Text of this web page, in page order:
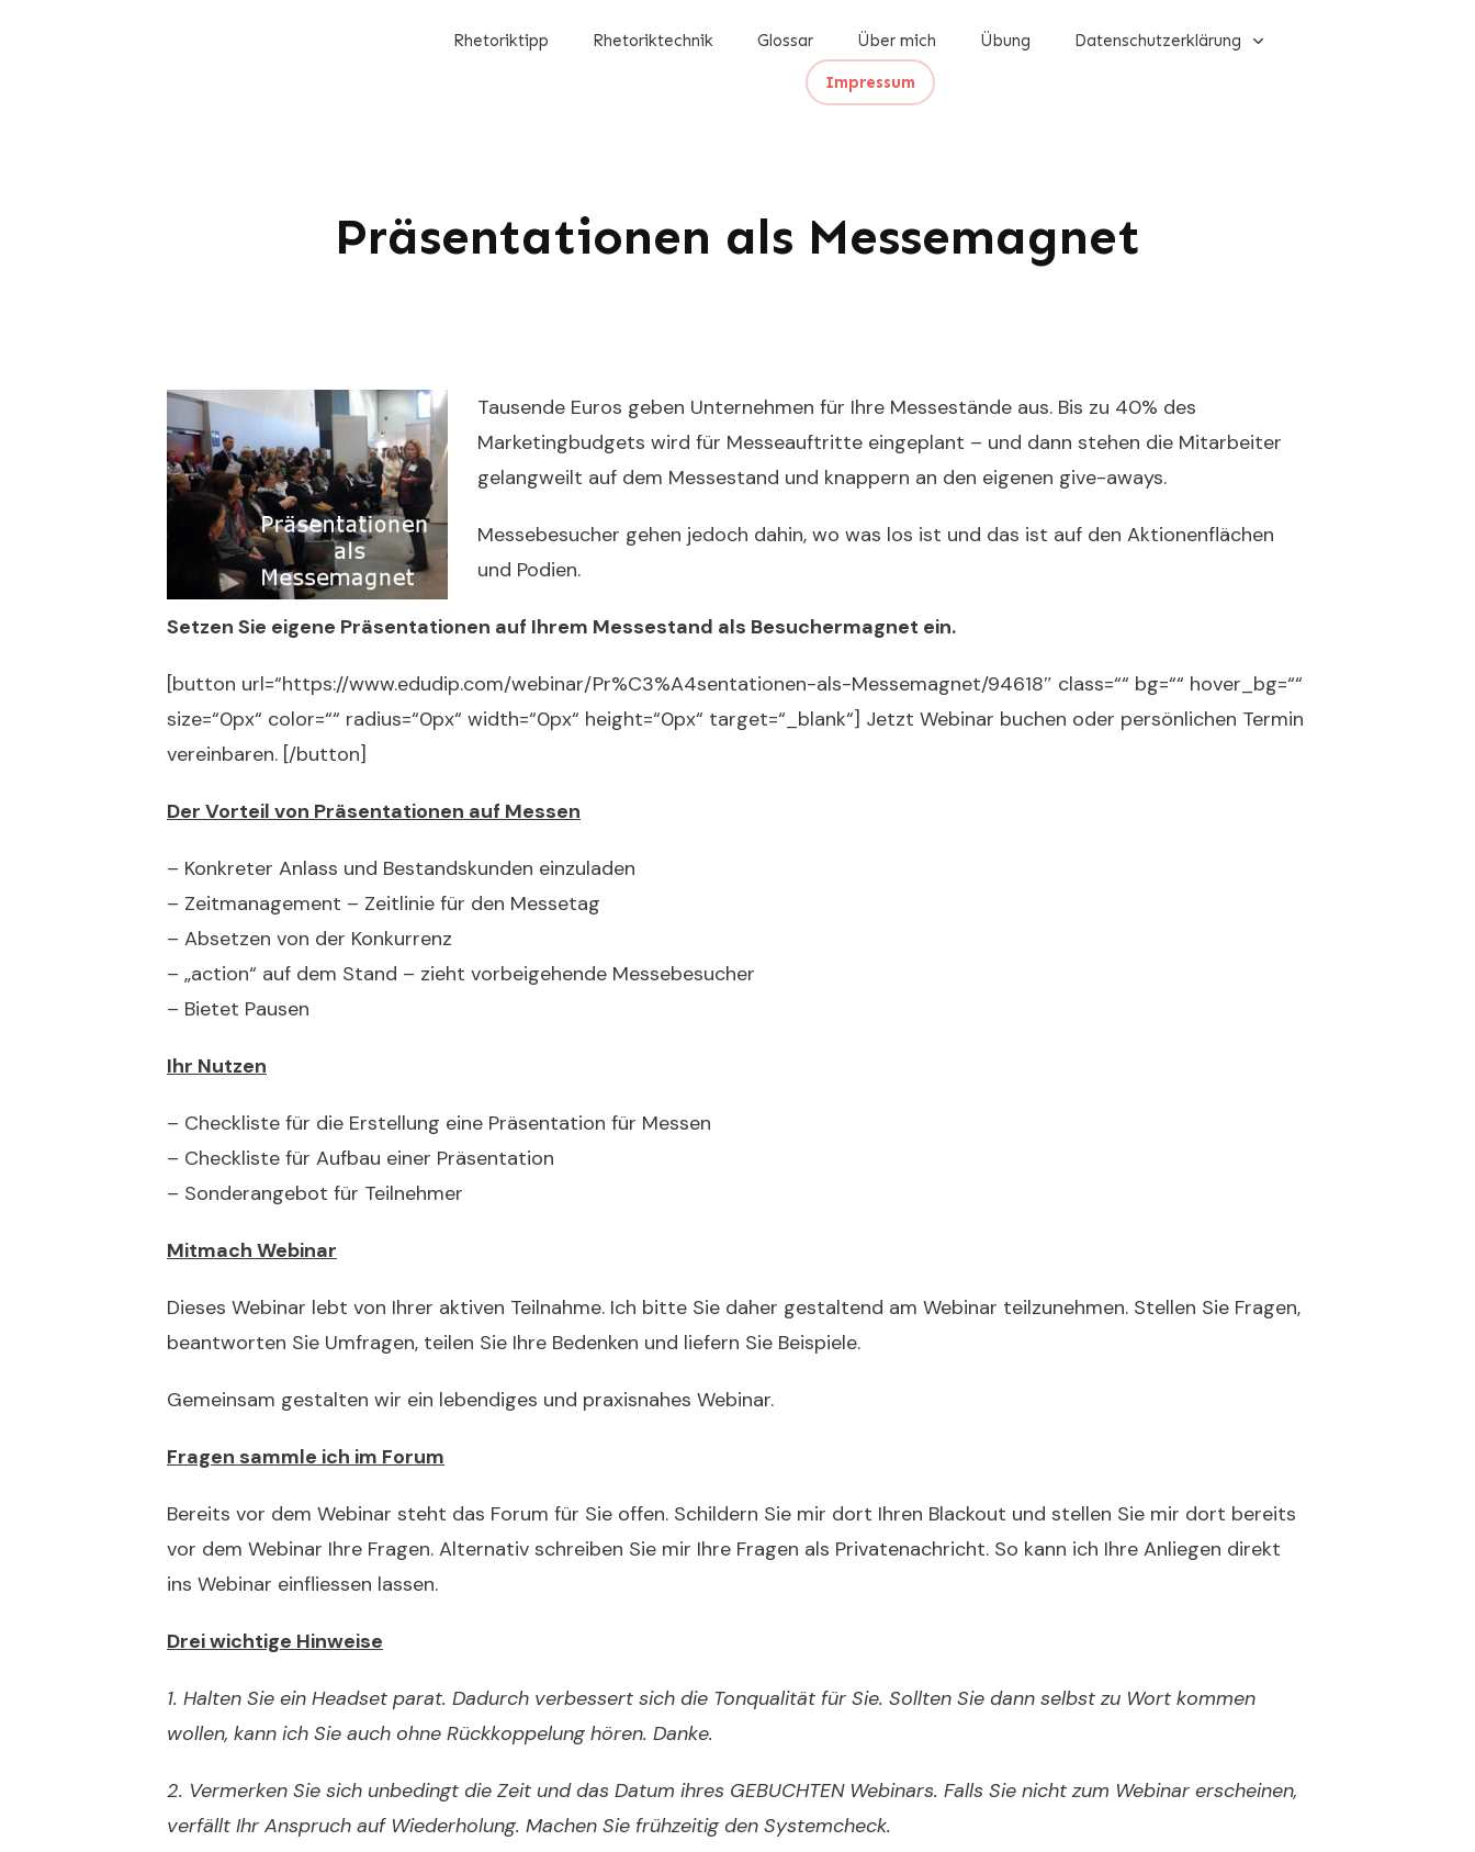
Rhetoriktipp Rhetoriktechnik Glossar Über mich Übung Datenschutzerklärung
Impressum
Präsentationen als Messemagnet
Tausende Euros geben Unternehmen für Ihre Messestände aus. Bis zu 40% des
Marketingbudgets wird für Messeauftritte eingeplant – und dann stehen die Mitarbeiter
gelangweilt auf dem Messestand und knappern an den eigenen give-aways.
Messebesucher gehen jedoch dahin, wo was los ist und das ist auf den Aktionenflächen
und Podien.
Setzen Sie eigene Präsentationen auf Ihrem Messestand als Besuchermagnet ein.
[button url=“https://www.edudip.com/webinar/Pr%C3%A4sentationen-als-Messemagnet/94618″ class=““ bg=““ hover_bg=““
size=“0px“ color=““ radius=“0px“ width=“0px“ height=“0px“ target=“_blank“] Jetzt Webinar buchen oder persönlichen Termin
vereinbaren. [/button]
Der Vorteil von Präsentationen auf Messen
– Konkreter Anlass und Bestandskunden einzuladen
– Zeitmanagement – Zeitlinie für den Messetag
– Absetzen von der Konkurrenz
– „action“ auf dem Stand – zieht vorbeigehende Messebesucher
– Bietet Pausen
Ihr Nutzen
– Checkliste für die Erstellung eine Präsentation für Messen
– Checkliste für Aufbau einer Präsentation
– Sonderangebot für Teilnehmer
Mitmach Webinar
Dieses Webinar lebt von Ihrer aktiven Teilnahme. Ich bitte Sie daher gestaltend am Webinar teilzunehmen. Stellen Sie Fragen,
beantworten Sie Umfragen, teilen Sie Ihre Bedenken und liefern Sie Beispiele.
Gemeinsam gestalten wir ein lebendiges und praxisnahes Webinar.
Fragen sammle ich im Forum
Bereits vor dem Webinar steht das Forum für Sie offen. Schildern Sie mir dort Ihren Blackout und stellen Sie mir dort bereits
vor dem Webinar Ihre Fragen. Alternativ schreiben Sie mir Ihre Fragen als Privatenachricht. So kann ich Ihre Anliegen direkt
ins Webinar einfliessen lassen.
Drei wichtige Hinweise
1. Halten Sie ein Headset parat. Dadurch verbessert sich die Tonqualität für Sie. Sollten Sie dann selbst zu Wort kommen
wollen, kann ich Sie auch ohne Rückkoppelung hören. Danke.
2. Vermerken Sie sich unbedingt die Zeit und das Datum ihres GEBUCHTEN Webinars. Falls Sie nicht zum Webinar erscheinen,
verfällt Ihr Anspruch auf Wiederholung. Machen Sie frühzeitig den Systemcheck.